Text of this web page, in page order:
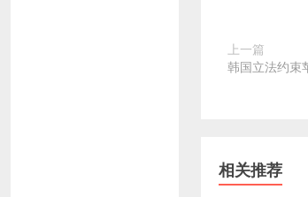
上一篇
韩国立法约束
相关推荐